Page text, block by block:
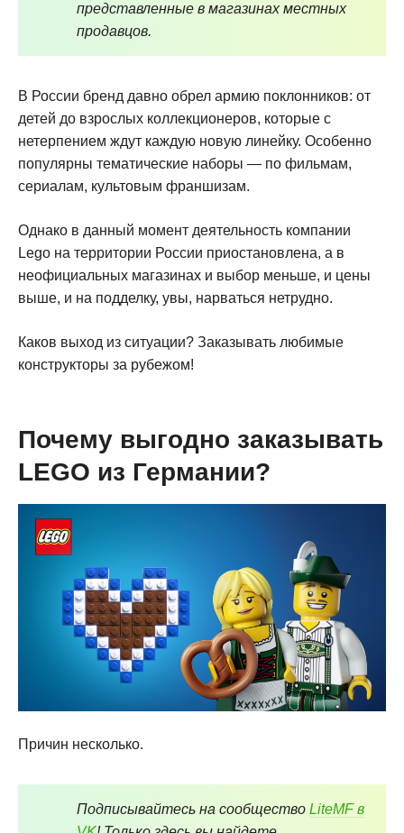
представленные в магазинах местных
продавцов.
В России бренд давно обрел армию поклонников: от
детей до взрослых коллекционеров, которые с
нетерпением ждут каждую новую линейку. Особенно
популярны тематические наборы — по фильмам,
сериалам, культовым франшизам.
Однако в данный момент деятельность компании
Lego на территории России приостановлена, а в
неофициальных магазинах и выбор меньше, и цены
выше, и на подделку, увы, нарваться нетрудно.
Каков выход из ситуации? Заказывать любимые
конструкторы за рубежом!
Почему выгодно заказывать
LEGO из Германии?
Причин несколько.
Подписывайтесь на сообщество LiteMF в